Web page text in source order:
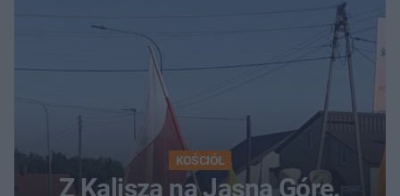
KOŚCIÓŁ
Z Kalisza na Jasną Górę.